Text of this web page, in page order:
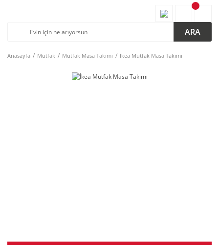
ARA
Anasayfa Mutfak Mutfak Masa Takımı İkea Mutfak Masa Takımı